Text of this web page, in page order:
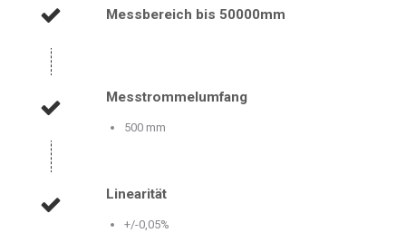
Messbereich bis 50000mm
Messtrommelumfang
500 mm
Linearität
+/-0,05%